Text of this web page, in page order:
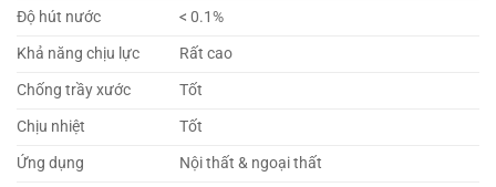
Độ hút nước
< 0.1%
Khả năng chịu lực
Rất cao
Chống trầy xước
Tốt
Chịu nhiệt
Tốt
Ứng dụng
Nội thất & ngoại thất